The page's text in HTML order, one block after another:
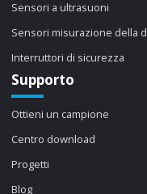
Sensori a ultrasuoni
Sensori misurazione della
Interruttori di sicurezza
Supporto
Ottieni un campione
Centro download
Progetti
Blog